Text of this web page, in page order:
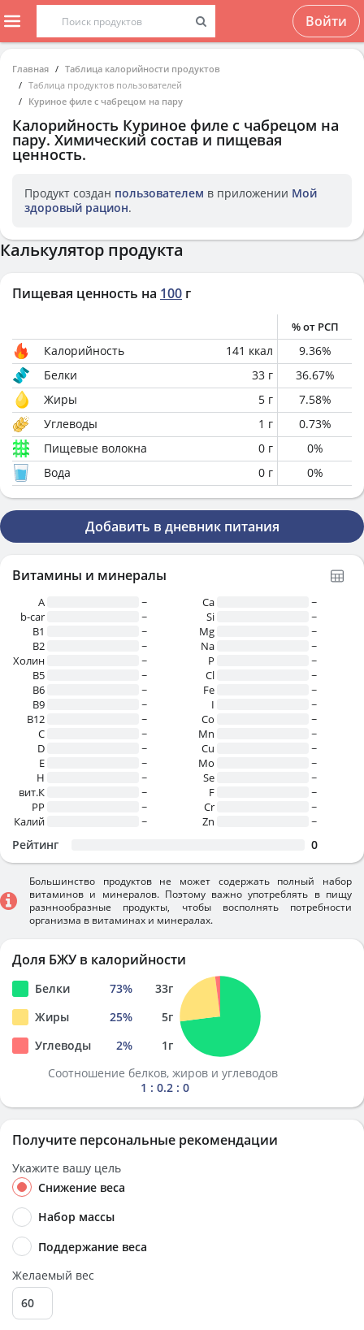
Войти
Главная
Таблица калорийности продуктов
Таблица продуктов пользователей
Куриное филе с чабрецом на пару
Калорийность Куриное филе с чабрецом на
пару. Химический состав и пищевая
ценность.
Продукт создан пользователем в приложении Мой
здоровый рацион.
Калькулятор продукта
Пищевая ценность на 100 г
% от РСП
Калорийность 141 ккал 9.36%
Белки
33 г 36.67%
Жиры
5 г 7.58%
Углеводы
1 г 0.73%
Пищевые волокна
0 г 0%
Вода
0 г 0%
Добавить в дневник питания
Витамины и минералы
A
~
b-car
~
В1
~
B2
~
Холин
~
B5
~
B6
~
B9
~
B12
~
C
~
D
~
E
~
H
~
вит.К
~
PP
~
Калий
~
Ca
~
Si
~
Mg
~
Na
~
P
~
Cl
~
Fe
~
I
~
Co
~
Mn
~
Cu
~
Mo
~
Se
~
F
~
Cr
~
Zn
~
Рейтинг 0
Большинство продуктов не может содержать полный набор
витаминов и минералов. Поэтому важно употреблять в пищу
разннообразные продукты, чтобы восполнять потребности
организма в витаминах и минералах.
Доля БЖУ в калорийности
Белки 73% 33г
Жиры
25% 5г
Углеводы
2% 1г
Соотношение белков, жиров и углеводов
1 : 0.2 : 0
Получите персональные рекомендации
Укажите вашу цель
Снижение веса
Набор массы
Поддержание веса
Желаемый вес